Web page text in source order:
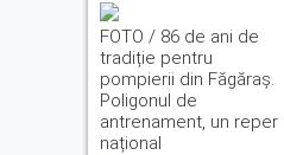
FOTO / 86 de ani de
tradiție pentru
pompierii din Făgăraș.
Poligonul de
antrenament, un reper
național